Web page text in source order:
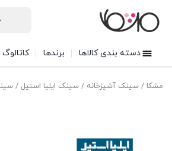
دسته بندی کالاها برندها کاتالوگ
مشکا / سینک آشپزخانه / سینک ایلیا استیل /